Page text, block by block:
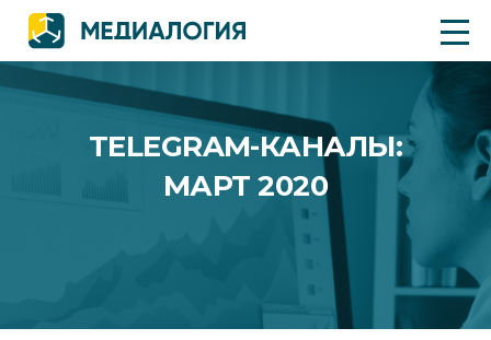
TELEGRAM-КАНАЛЫ:
МАРТ 2020